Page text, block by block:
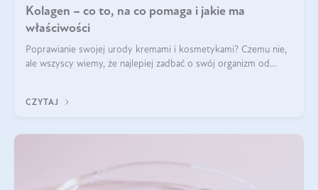
Kolagen – co to, na co pomaga i jakie ma
właściwości
Poprawianie swojej urody kremami i kosmetykami? Czemu nie,
ale wszyscy wiemy, że najlepiej zadbać o swój organizm od
wysokiej jakości suplem
CZYTAJ